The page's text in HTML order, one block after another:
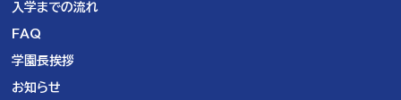
入学までの流れ
FAQ
学園長挨拶
お知らせ